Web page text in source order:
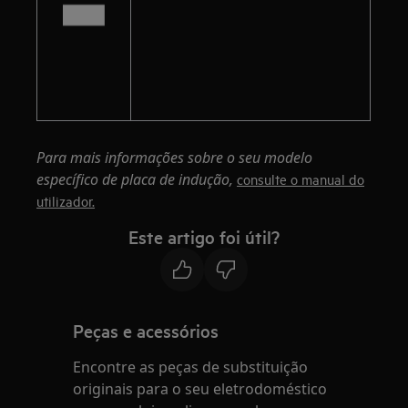
Para mais informações sobre o seu modelo
específico de placa de indução, consulte o manual do
utilizador.
Este artigo foi útil?
Peças e acessórios
Encontre as peças de substituição
originais para o seu eletrodoméstico